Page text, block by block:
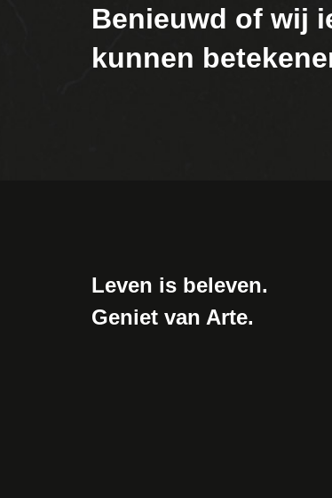
Benieuwd of wij
kunnen
Leven is beleven.
Geniet van Arte.